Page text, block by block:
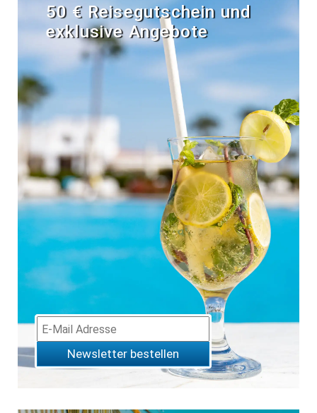
50 € Reisegutschein und
exklusive Angebote
Newsletter bestellen